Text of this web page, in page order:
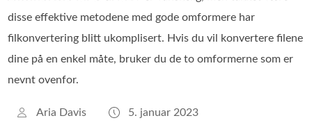
disse effektive metodene med gode omformere har
filkonvertering blitt ukomplisert. Hvis du vil konvertere filene
dine på en enkel måte, bruker du de to omformerne som er
nevnt ovenfor.
Aria Davis 5. januar 2023